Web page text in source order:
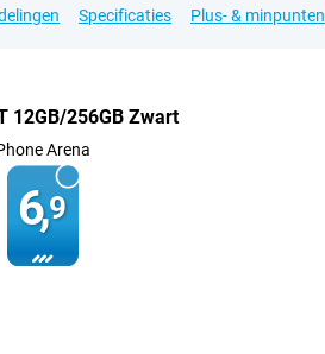
Specificaties Plus- & minpunten
12GB/256GB Zwart
Arena
6,9